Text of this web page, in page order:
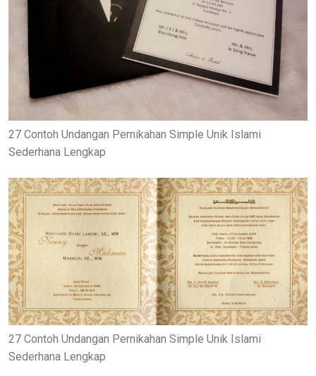
27 Contoh Undangan Pernikahan Simple Unik Islami
Sederhana Lengkap
27 Contoh Undangan Pernikahan Simple Unik Islami
Sederhana Lengkap